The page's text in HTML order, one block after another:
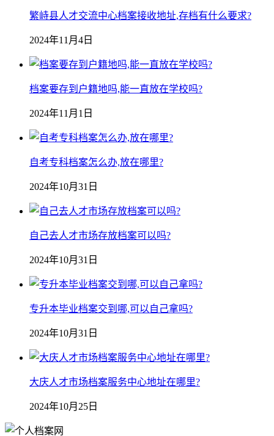
繁峙县人才交流中心档案接收地址,存档有什么要求?
2024年11月4日
档案要存到户籍地吗,能一直放在学校吗?
2024年11月1日
自考专科档案怎么办,放在哪里?
2024年10月31日
自己去人才市场存放档案可以吗?
2024年10月31日
专升本毕业档案交到哪,可以自己拿吗?
2024年10月31日
大庆人才市场档案服务中心地址在哪里?
2024年10月25日